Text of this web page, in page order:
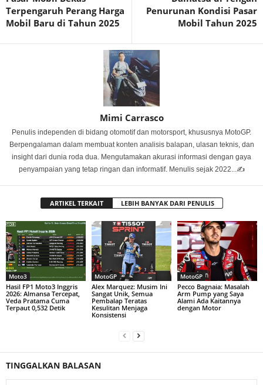
Terpengaruh Perang Harga
Mobil Baru di Tahun 2025
Penurunan Kondisi Pasar
Mobil Tahun 2025
Mimi Carrasco
Penulis independen di bidang otomotif dan motorsport, khususnya MotoGP.
Berpengalaman dalam membuat konten analisis balapan, ulasan teknis, dan
insight dari dunia roda dua. Mengutamakan akurasi informasi dengan gaya
penyampaian yang tetap ringan dan informatif. Menulis sejak 2022...✍️
ARTIKEL TERKAIT LEBIH BANYAK DARI PENULIS
Moto3
Hasil FP1 Moto3 Inggris
2026: Almansa Tercepat,
Veda Pratama Cuma
Terpaut 0,532 Detik
MotoGP
Alex Marquez: Musim Ini
Sangat Unik, Semua
Pembalap Teratas
Kesulitan Menjaga
Konsistensi
MotoGP
Pecco Bagnaia: Masalah
Arm Pump yang Saya
Alami Ada Kaitannya
dengan Motor
TINGGALKAN BALASAN